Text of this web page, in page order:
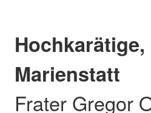
Marienstatt
Frater Gregor